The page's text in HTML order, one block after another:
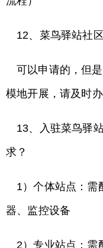
12、菜鸟驿站社
可以申请的，但
模地开展，请及时
13、入驻菜鸟驿
求？
1）个体站点：需
器、监控设备
2）专业站点：需